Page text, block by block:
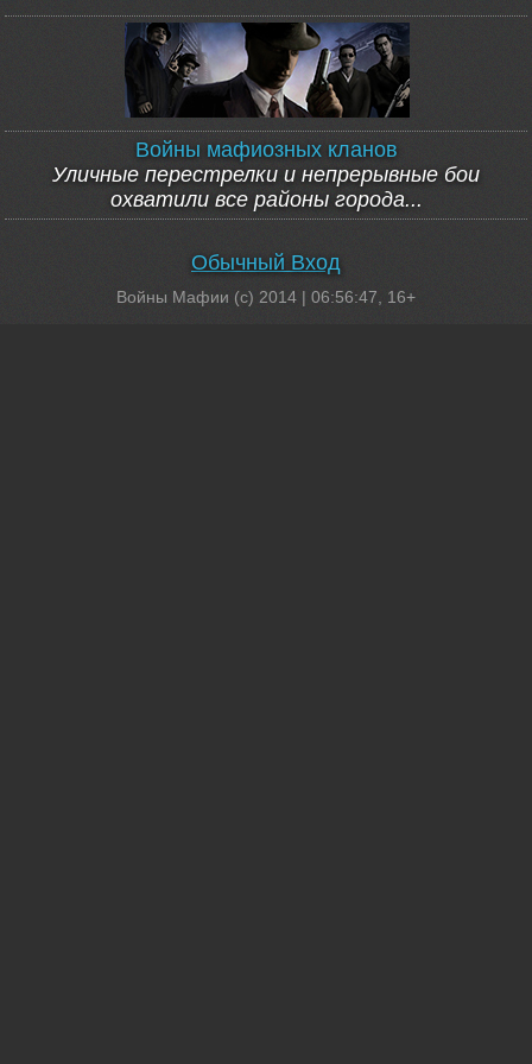
Войны мафиозных кланов
Уличные перестрелки и непрерывные бои
охватили все районы города...
Обычный Вход
Войны Мафии (c) 2014 | 06:56:47 , 16+